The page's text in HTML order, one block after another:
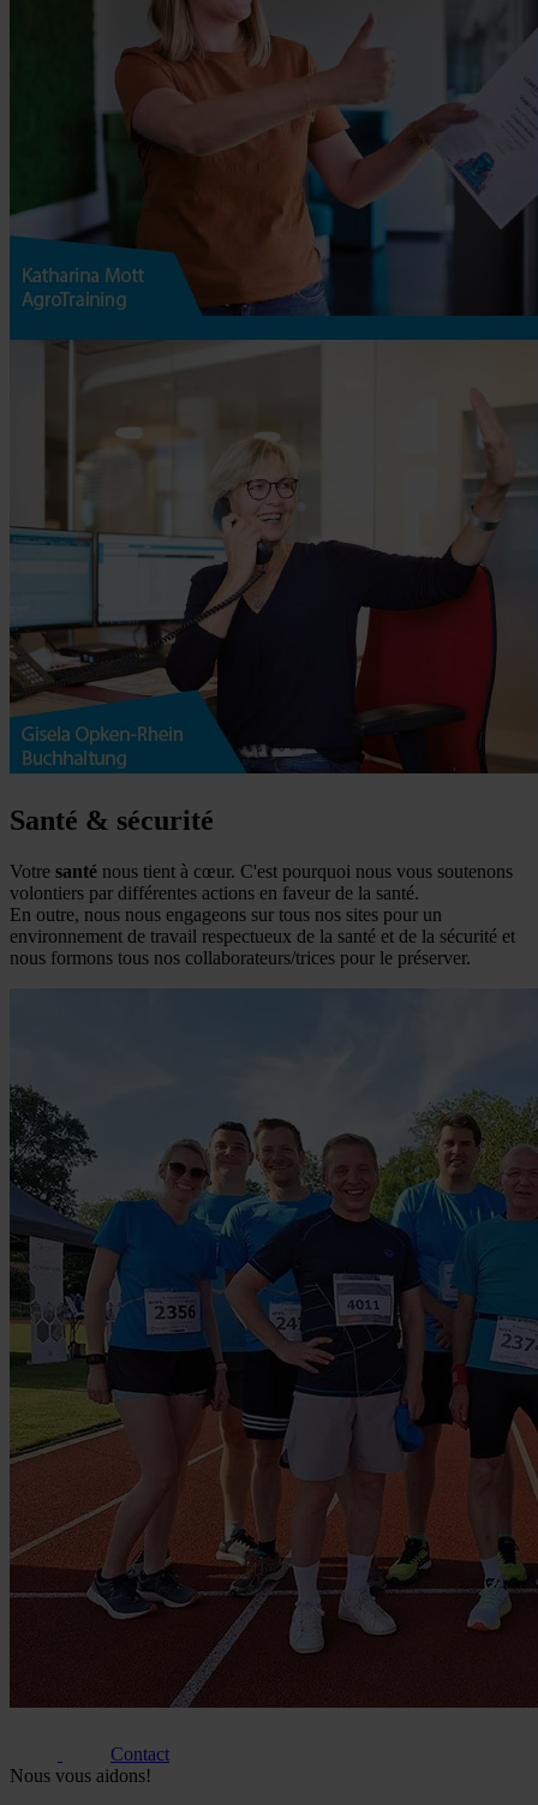
Santé & sécurité
Votre santé nous tient à cœur. C'est pourquoi nous vous soutenons
volontiers par différentes actions en faveur de la santé.
En outre, nous nous engageons sur tous nos sites pour un
environnement de travail respectueux de la santé et de la sécurité et
nous formons tous nos collaborateurs/trices pour le préserver.
Contact
Nous vous aidons!